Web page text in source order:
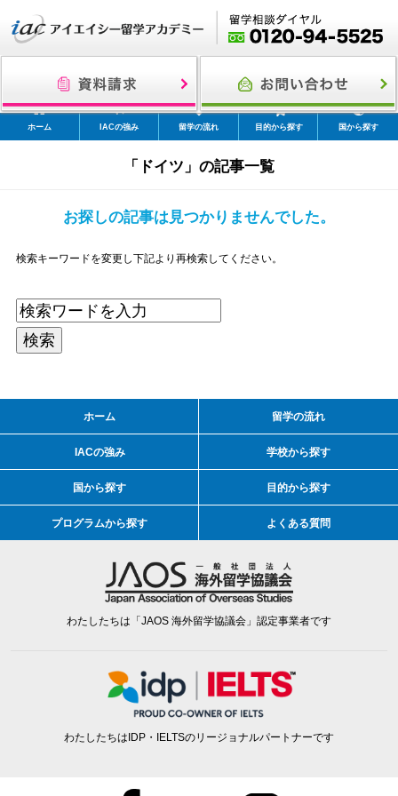
ホーム IACの強み 留学の流れ 目的から探す 国から探す
「ドイツ」の記事一覧
お探しの記事は見つかりませんでした。
検索キーワードを変更し下記より再検索してください。
ホーム 留学の流れ
IACの強み 学校から探す
国から探す 目的から探す
プログラムから探す よくある質問
わたしたちは「JAOS 海外留学協議会」認定事業者です
わたしたちはIDP・IELTSのリージョナルパートナーです